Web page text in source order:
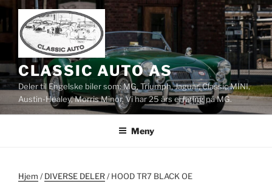
Gå
til
innhold
CLASSIC AUTO AS
Deler til Engelske biler som: MG, Triumph, Jaguar, Classic MINI,
Austin-Healey, Morris Minor. Vi har 25 års erfaring på MG.
Meny
Hjem /DIVERSE DELER/ HOOD TR7 BLACK OE